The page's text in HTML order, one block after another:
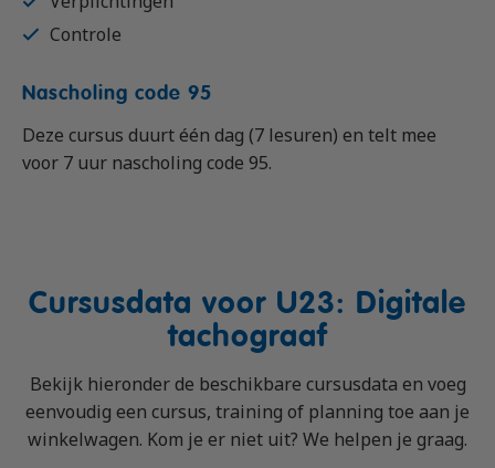
Controle
Nascholing code 95
Deze cursus duurt één dag (7 lesuren) en telt mee
voor 7 uur nascholing code 95.
Cursusdata voor U23: Digitale
tachograaf
Bekijk hieronder de beschikbare cursusdata en voeg
eenvoudig een cursus, training of planning toe aan je
winkelwagen. Kom je er niet uit? We helpen je graag.